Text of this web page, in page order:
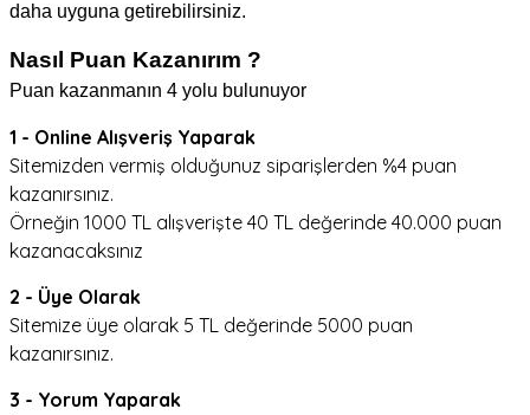
daha uyguna getirebilirsiniz.
Nasıl Puan Kazanırım ?
Puan kazanmanın 4 yolu bulunuyor
1 - Online Alışveriş Yaparak
Sitemizden vermiş olduğunuz siparişlerden %4 puan
kazanırsınız.
Örneğin 1000 TL alışverişte 40 TL değerinde 40.000 puan
kazanacaksınız
2 - Üye Olarak
Sitemize üye olarak 5 TL değerinde 5000 puan
kazanırsınız.
3 - Yorum Yaparak